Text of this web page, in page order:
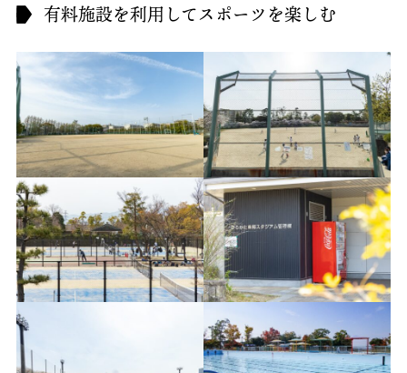
有料施設を利用してスポーツを楽しむ